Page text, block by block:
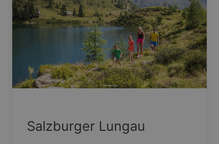
Salzburger Lungau